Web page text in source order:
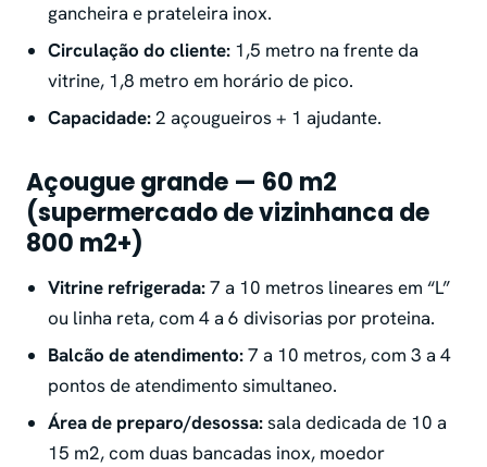
gancheira e prateleira inox.
Circulação do cliente: 1,5 metro na frente da
vitrine, 1,8 metro em horário de pico.
Capacidade:2 açougueiros + 1 ajudante.
Açougue grande — 60 m2
(supermercado de vizinhanca de
800 m2+)
Vitrine refrigerada:7 a 10 metros lineares em “L”
ou linha reta, com 4 a 6 divisorias por proteina.
Balcão de atendimento:7 a 10 metros, com 3 a 4
pontos de atendimento simultaneo.
Área de preparo/desossa:sala dedicada de 10 a
15 m2, com duas bancadas inox, moedor